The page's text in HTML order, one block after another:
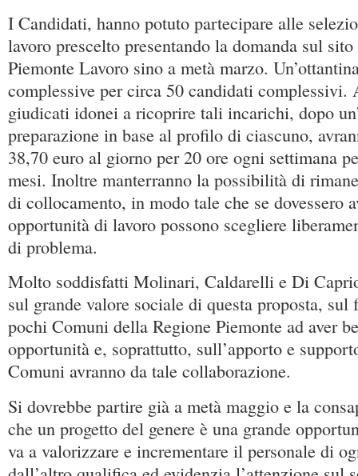
I Candidati, hanno potuto partecipare alle
lavoro prescelto presentando la domanda sul
Piemonte Lavoro sino a metà marzo.
complessive per circa 50 candidati complessivi.
giudicati idonei a ricoprire tali incarichi, dopo
preparazione in base al profilo di ciascuno,
38,70 euro al giorno per 20 ore ogni settimana
mesi. Inoltre manterranno la possibilità di
di collocamento, in modo tale che se dovessero
opportunità di lavoro possono scegliere
di problema.
Molto soddisfatti Molinari, Caldarelli e Di
sul grande valore sociale di questa proposta, sul
pochi Comuni della Regione Piemonte ad aver
opportunità e, soprattutto, sull’apporto e
Comuni avranno da tale collaborazione.
Si dovrebbe partire già a metà maggio e la
che un progetto del genere è una grande
va a valorizzare e incrementare il personale di